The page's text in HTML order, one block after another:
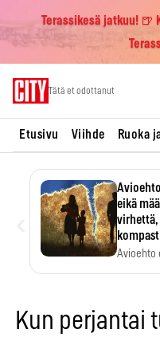
Terassikesä jatkuu! 🍺
Tätä et odottanut
Etusivu Viihde Ruoka
eikä
virhettä,
Avioehto
Kun perjantai